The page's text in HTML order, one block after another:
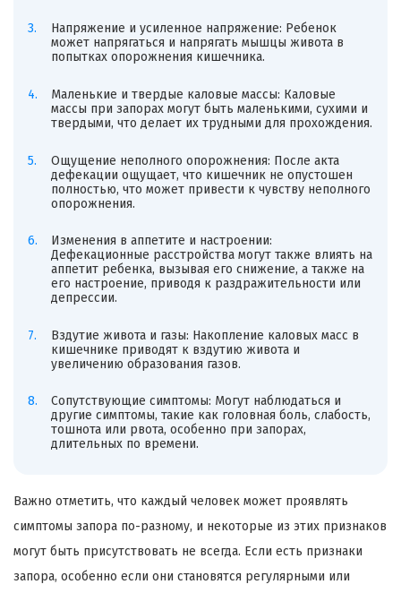
Напряжение и усиленное напряжение: Ребенок
может напрягаться и напрягать мышцы живота в
попытках опорожнения кишечника.
Маленькие и твердые каловые массы: Каловые
массы при запорах могут быть маленькими, сухими и
твердыми, что делает их трудными для прохождения.
Ощущение неполного опорожнения: После акта
дефекации ощущает, что кишечник не опустошен
полностью, что может привести к чувству неполного
опорожнения.
Изменения в аппетите и настроении:
Дефекационные расстройства могут также влиять на
аппетит ребенка, вызывая его снижение, а также на
его настроение, приводя к раздражительности или
депрессии.
Вздутие живота и газы: Накопление каловых масс в
кишечнике приводят к вздутию живота и
увеличению образования газов.
Сопутствующие симптомы: Могут наблюдаться и
другие симптомы, такие как головная боль, слабость,
тошнота или рвота, особенно при запорах,
длительных по времени.
Важно отметить, что каждый человек может проявлять
симптомы запора по-разному, и некоторые из этих признаков
могут быть присутствовать не всегда. Если есть признаки
запора, особенно если они становятся регулярными или